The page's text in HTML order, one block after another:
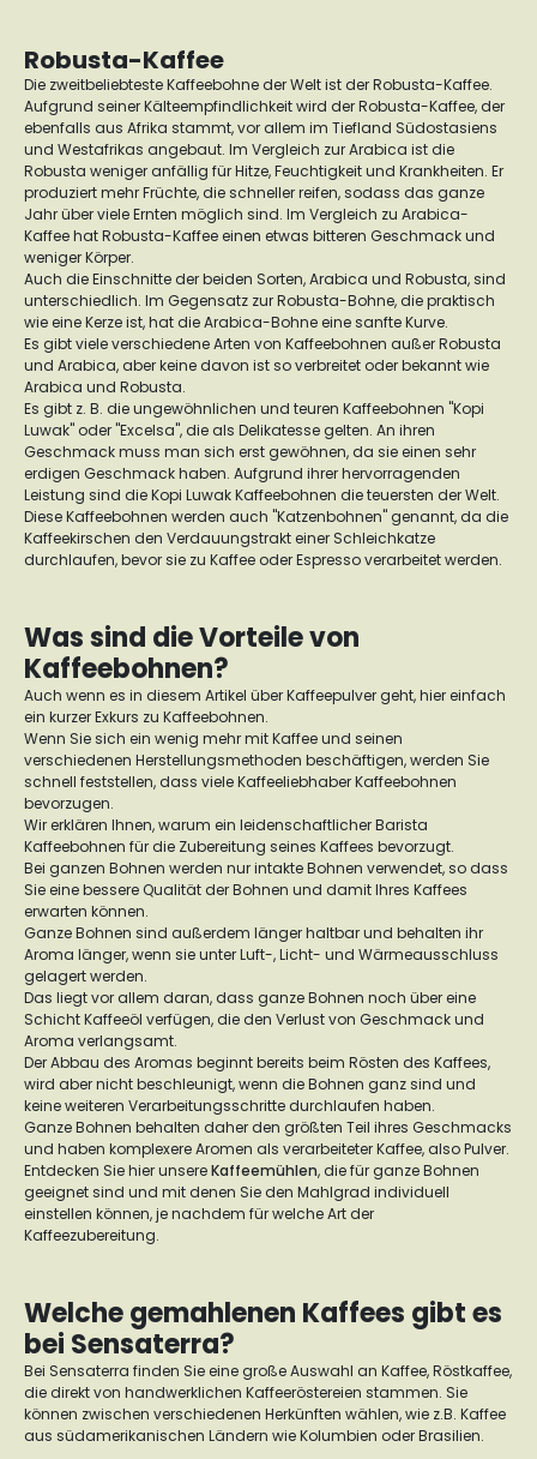
Robusta-Kaffee
Die zweitbeliebteste Kaffeebohne der Welt ist der Robusta-Kaffee.
Aufgrund seiner Kälteempfindlichkeit wird der Robusta-Kaffee, der
ebenfalls aus Afrika stammt, vor allem im Tiefland Südostasiens
und Westafrikas angebaut. Im Vergleich zur Arabica ist die
Robusta weniger anfällig für Hitze, Feuchtigkeit und Krankheiten. Er
produziert mehr Früchte, die schneller reifen, sodass das ganze
Jahr über viele Ernten möglich sind. Im Vergleich zu Arabica-
Kaffee hat Robusta-Kaffee einen etwas bitteren Geschmack und
weniger Körper.
Auch die Einschnitte der beiden Sorten, Arabica und Robusta, sind
unterschiedlich. Im Gegensatz zur Robusta-Bohne, die praktisch
wie eine Kerze ist, hat die Arabica-Bohne eine sanfte Kurve.
Es gibt viele verschiedene Arten von Kaffeebohnen außer Robusta
und Arabica, aber keine davon ist so verbreitet oder bekannt wie
Arabica und Robusta.
Es gibt z. B. die ungewöhnlichen und teuren Kaffeebohnen "Kopi
Luwak" oder "Excelsa", die als Delikatesse gelten. An ihren
Geschmack muss man sich erst gewöhnen, da sie einen sehr
erdigen Geschmack haben. Aufgrund ihrer hervorragenden
Leistung sind die Kopi Luwak Kaffeebohnen die teuersten der Welt.
Diese Kaffeebohnen werden auch "Katzenbohnen" genannt, da die
Kaffeekirschen den Verdauungstrakt einer Schleichkatze
durchlaufen, bevor sie zu Kaffee oder Espresso verarbeitet werden.
Was sind die Vorteile von
Kaffeebohnen?
Auch wenn es in diesem Artikel über Kaffeepulver geht, hier einfach
ein kurzer Exkurs zu Kaffeebohnen.
Wenn Sie sich ein wenig mehr mit Kaffee und seinen
verschiedenen Herstellungsmethoden beschäftigen, werden Sie
schnell feststellen, dass viele Kaffeeliebhaber Kaffeebohnen
bevorzugen.
Wir erklären Ihnen, warum ein leidenschaftlicher Barista
Kaffeebohnen für die Zubereitung seines Kaffees bevorzugt.
Bei ganzen Bohnen werden nur intakte Bohnen verwendet, so dass
Sie eine bessere Qualität der Bohnen und damit Ihres Kaffees
erwarten können.
Ganze Bohnen sind außerdem länger haltbar und behalten ihr
Aroma länger, wenn sie unter Luft-, Licht- und Wärmeausschluss
gelagert werden.
Das liegt vor allem daran, dass ganze Bohnen noch über eine
Schicht Kaffeeöl verfügen, die den Verlust von Geschmack und
Aroma verlangsamt.
Der Abbau des Aromas beginnt bereits beim Rösten des Kaffees,
wird aber nicht beschleunigt, wenn die Bohnen ganz sind und
keine weiteren Verarbeitungsschritte durchlaufen haben.
Ganze Bohnen behalten daher den größten Teil ihres Geschmacks
und haben komplexere Aromen als verarbeiteter Kaffee, also Pulver.
Entdecken Sie hier unsereKaffeemühlen, die für ganze Bohnen
geeignet sind und mit denen Sie den Mahlgrad individuell
einstellen können, je nachdem für welche Art der
Kaffeezubereitung.
Welche gemahlenen Kaffees gibt es
bei Sensaterra?
Bei Sensaterra finden Sie eine große Auswahl an Kaffee, Röstkaffee,
die direkt von handwerklichen Kaffeeröstereien stammen. Sie
können zwischen verschiedenen Herkünften wählen, wie z.B. Kaffee
aus südamerikanischen Ländern wie Kolumbien oder Brasilien.